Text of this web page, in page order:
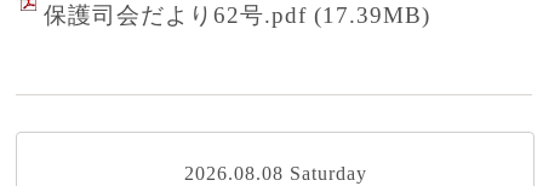
保護司会だより62号.pdf (17.39MB)
2026.08.08 Saturday